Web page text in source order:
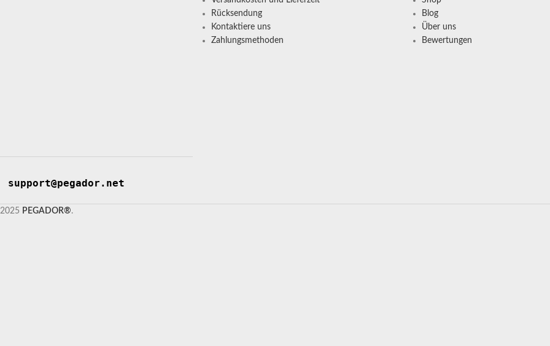
support@pegador.net
Rücksendung
Kontaktiere uns
Zahlungsmethoden
Blog
Über uns
Bewertungen
2025 PEGADOR®.